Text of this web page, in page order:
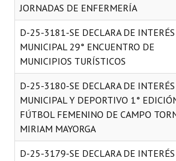
JORNADAS DE ENFERMERÍA
D-25-3181-SE DECLARA DE INTERÉS
MUNICIPAL 29° ENCUENTRO DE
MUNICIPIOS TURÍSTICOS
D-25-3180-SE DECLARA DE INTERÉS
MUNICIPAL Y DEPORTIVO 1°
FÚTBOL FEMENINO DE CAMPO
MIRIAM MAYORGA
D-25-3179-SE DECLARA DE INTERÉS